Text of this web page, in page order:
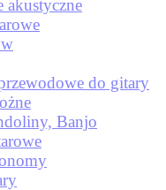
akustyczne
do gitary
Banjo